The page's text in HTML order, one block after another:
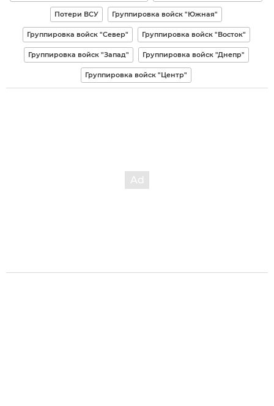
Потери ВСУ Группировка войск "Южная"
Группировка войск "Север" Группировка войск "Восток"
Группировка войск "Запад" Группировка войск "Днепр"
Группировка войск "Центр"